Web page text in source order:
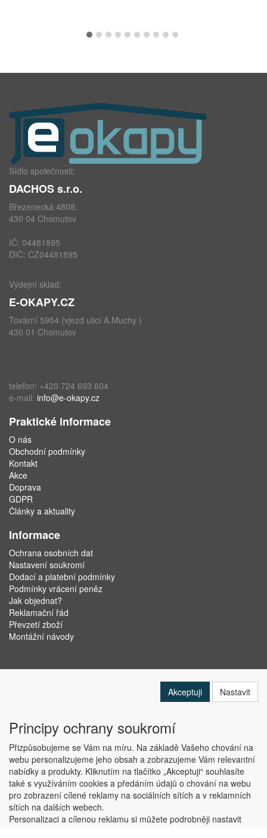
Sídlo společnosti:
DACHOS s.r.o.
Březenecká 4808,
430 04 Chomutov
IČ: 04481895
DIČ: CZ04481895
Výdejní sklad:
E-OKAPY.CZ
Tovární 5954 (vjezd ulicí A.Muchy )
430 01 Chomutov
telefon: +420 724 693 604
e-mail: info@e-okapy.cz
Praktické informace
O nás
Obchodní podmínky
Kontakt
Akce
Doprava
GDPR
Články a aktuality
Informace
Ochrana osobních dat
Nastavení soukromí
Dodací a platební podmínky
Podmínky vrácení peněz
Jak objednat?
Reklamační řád
Převzetí zboží
Montážní návody
Copyright © ABRA Software a.s. 2019
Akceptuji Nastavit
Principy ochrany soukromí
Přizpůsobujeme se Vám na míru. Na základě Vašeho chování na
webu personalizujeme jeho obsah a zobrazujeme Vám relevantní
nabídky a produkty. Kliknutím na tlačítko „Akceptuji“ souhlasíte
také s využíváním cookies a předáním údajů o chování na webu
pro zobrazení cílené reklamy na sociálních sítích a v reklamních
sítích na dalších webech.
Personalizaci a cílenou reklamu si můžete podrobněji nastavit